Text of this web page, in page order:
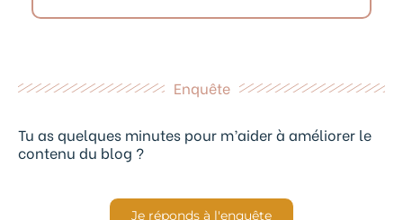
Enquête
Tu as quelques minutes pour m’aider à améliorer le
contenu du blog ?
Je réponds à l'enquête